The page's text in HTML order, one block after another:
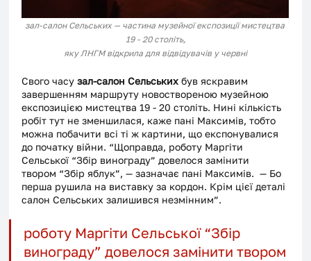
зал-салон Сельських — частина музейної експозиції мистецтва
19 - 20 століть,
яку ЛНГМ відкрила для відвідувачів у червні
Свого часу зал-салон Сельських був яскравим
завершенням маршруту новоствореною музейною
експозицією мистецтва 19 - 20 століть. Нині кількість
робіт тут не зменшилася, каже пані Максимів, тобто
можна побачити всі ті ж картини, що експонувалися
до початку війни. “Щоправда, роботу Маргіти
Сельської “Збір винограду” довелося замінити
твором “Збір яблук”, — зазначає пані Максимів.  — Бо
перша рушила на виставку за кордон. Крім цієї деталі
салон Сельських залишився незмінним”.
роботу Маргіти Сельської “Збір
винограду” довелося замінити твором